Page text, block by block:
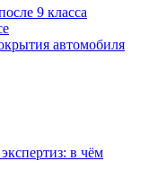
9 класса
автомобиля
в чём